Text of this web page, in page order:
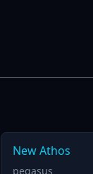
New Athos
pegasus